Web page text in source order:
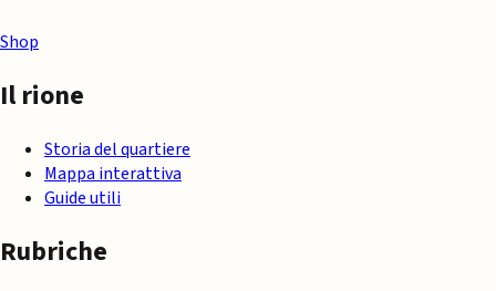
Shop
Il rione
Storia del quartiere
Mappa interattiva
Guide utili
Rubriche